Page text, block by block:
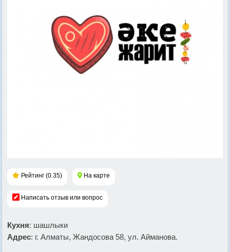
Рейтинг (0.35) На карте
Написать отзыв или вопрос
Кухня: шашлыки
Адрес: г. Алматы, Жандосова 58, ул. Айманова.